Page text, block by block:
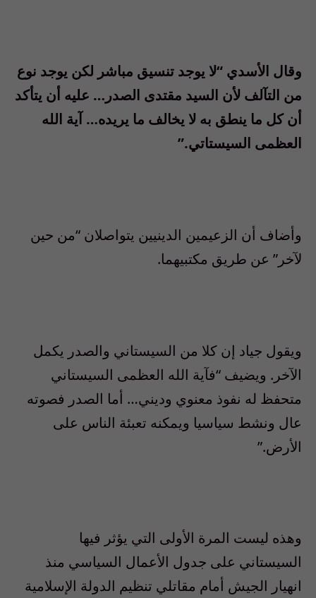
وقال الأسدي “لا يوجد تنسيق مباشر لكن يوجد نوع
من التآلف لأن السيد مقتدى الصدر… عليه أن يتأكد
أن كل ما ينطق به لا يخالف ما يريده… آية الله
العظمى السيستاتي.”
وأضاف أن الزعيمين الدينيين يتواصلان “من حين
لآخر” عن طريق مكتبيهما.
ويقول جياد إن كلا من السيستاني والصدر يكمل
الآخر. ويضيف “فآية الله العظمى السيستاني
متحفظ له نفوذ معنوي وديني… أما الصدر فصوته
عال ونشط سياسيا ويمكنه تعبئة الناس على
الأرض.”
وهذه ليست المرة الأولى التي يؤثر فيها
السيستاني على جدول الأعمال السياسي منذ
انهيار الجيش أمام مقاتلي تنظيم الدولة الإسلامية